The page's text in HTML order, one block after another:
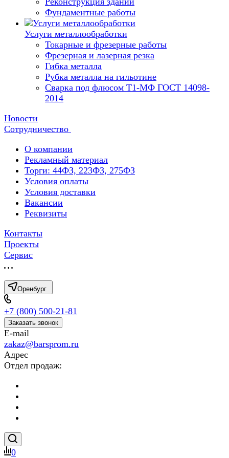
Фундаментные работы
Услуги металлообработки
Токарные и фрезерные работы
Фрезерная и лазерная резка
Гибка металла
Рубка металла на гильотине
Сварка под флюсом Т1-МФ ГОСТ 14098-
2014
Новости
Сотрудничество
О компании
Рекламный материал
Торги: 44ФЗ, 223ФЗ, 275ФЗ
Условия оплаты
Условия доставки
Вакансии
Реквизиты
Контакты
Проекты
Сервис
Оренбург
+7 (800) 500-21-81
Заказать звонок
E-mail
zakaz@barsprom.ru
Адрес
Отдел продаж:
0